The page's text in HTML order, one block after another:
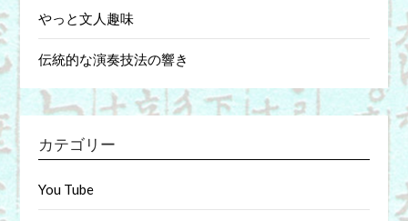
やっと文人趣味
伝統的な演奏技法の響き
カテゴリー
You Tube